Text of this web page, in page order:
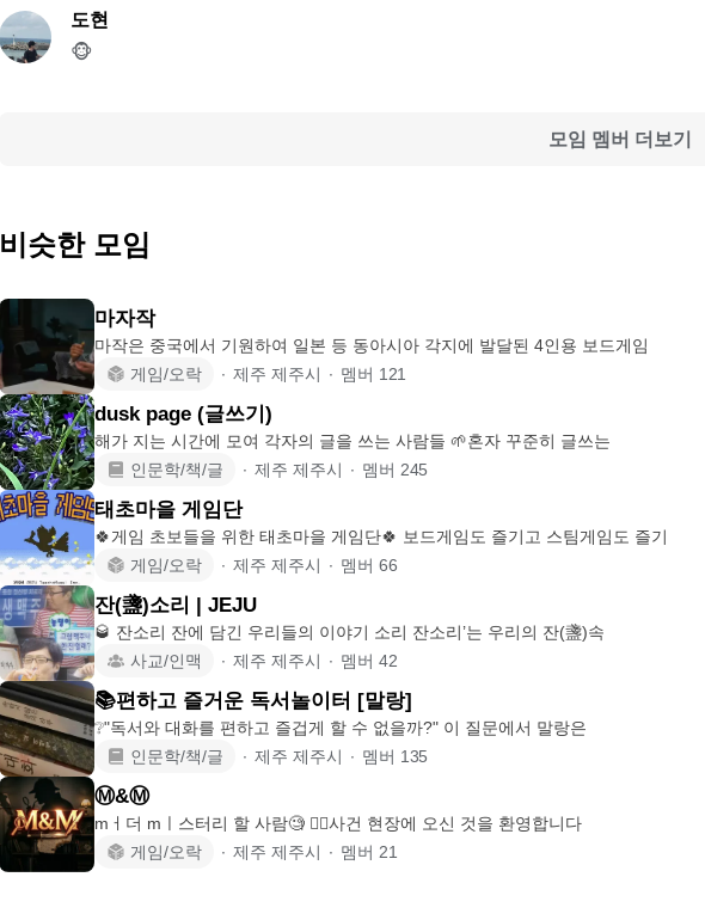
도현
🐵
모임 멤버 더보기
비슷한 모임
마자작
마작은 중국에서 기원하여 일본 등 동아시아 각지에 발달된 4인용 보드게임
게임/오락
∙ 제주 제주시 ∙ 멤버 121
dusk page (글쓰기)
해가 지는 시간에 모여 각자의 글을 쓰는 사람들 🌱혼자 꾸준히 글쓰는
인문학/책/글
∙ 제주 제주시 ∙ 멤버 245
태초마을 게임단
🍀게임 초보들을 위한 태초마을 게임단🍀 보드게임도 즐기고 스팀게임도 즐기
게임/오락
∙ 제주 제주시 ∙ 멤버 66
잔(盞)소리 | JEJU
🥃 잔소리 잔에 담긴 우리들의 이야기 소리 잔소리’는 우리의 잔(盞)속
사교/인맥
∙ 제주 제주시 ∙ 멤버 42
📚편하고 즐거운 독서놀이터 [말랑]
❔️"독서와 대화를 편하고 즐겁게 할 수 없을까?" 이 질문에서 말랑은
인문학/책/글
∙ 제주 제주시 ∙ 멤버 135
Ⓜ️&Ⓜ️
mㅓ더 mㅣ스터리 할 사람🧐 🕵️‍♀️사건 현장에 오신 것을 환영합니다
게임/오락
∙ 제주 제주시 ∙ 멤버 21